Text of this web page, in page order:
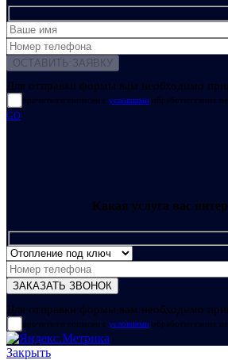
Для отправки формы вам необходимо
прочитал и согласен с условиями обработки своих
GO
Какая услуга вас
Для отправки формы вам необходимо
прочитал и согласен с условиями обработки своих
Закрыть